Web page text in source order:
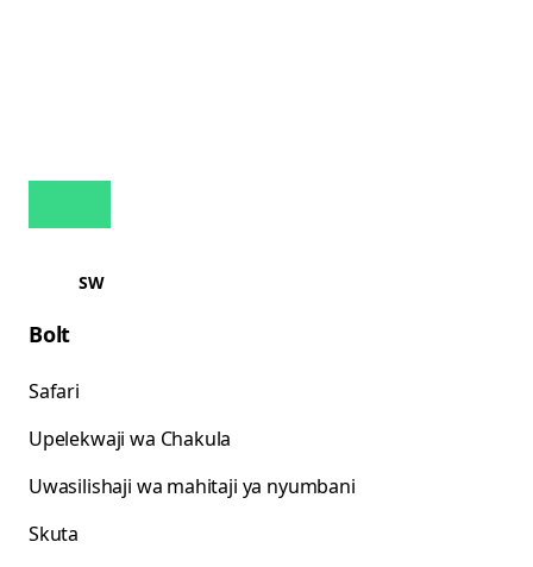
SW
Bolt
Safari
Upelekwaji wa Chakula
Uwasilishaji wa mahitaji ya nyumbani
Skuta